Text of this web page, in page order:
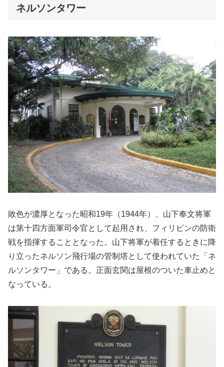
ネルソンタワー
敗色が濃厚となった昭和19年（1944年）、山下奉文将軍
は第十四方面軍司令官として起用され、フィリピンの防衛
戦を指揮することとなった。山下将軍が着任するときに降
り立ったネルソン飛行場の管制塔として使われていた「ネ
ルソンタワー」である。正面玄関は屋根のついた車止めと
なっている。